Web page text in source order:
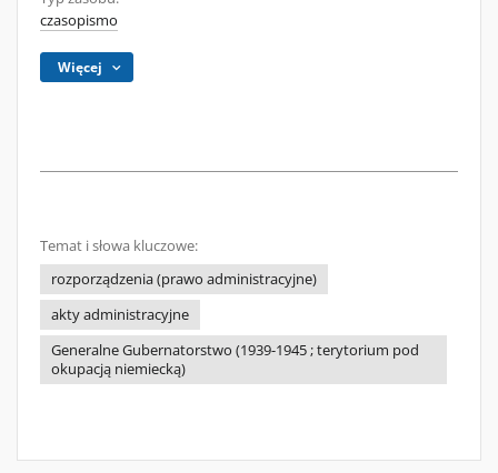
czasopismo
Więcej
Temat i słowa kluczowe:
rozporządzenia (prawo administracyjne)
akty administracyjne
Generalne Gubernatorstwo (1939-1945 ; terytorium pod
okupacją niemiecką)